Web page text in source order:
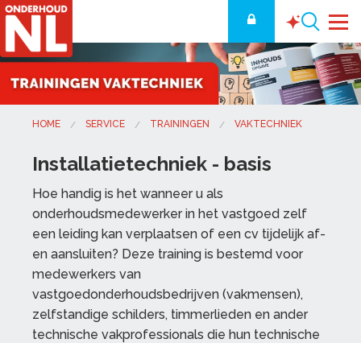
HOME SERVICE TRAININGEN VAKTECHNIEK
Installatietechniek - basis
Hoe handig is het wanneer u als
onderhoudsmedewerker in het vastgoed zelf
een leiding kan verplaatsen of een cv tijdelijk af-
en aansluiten? Deze training is bestemd voor
medewerkers van
vastgoedonderhoudsbedrijven (vakmensen),
zelfstandige schilders, timmerlieden en ander
technische vakprofessionals die hun technische